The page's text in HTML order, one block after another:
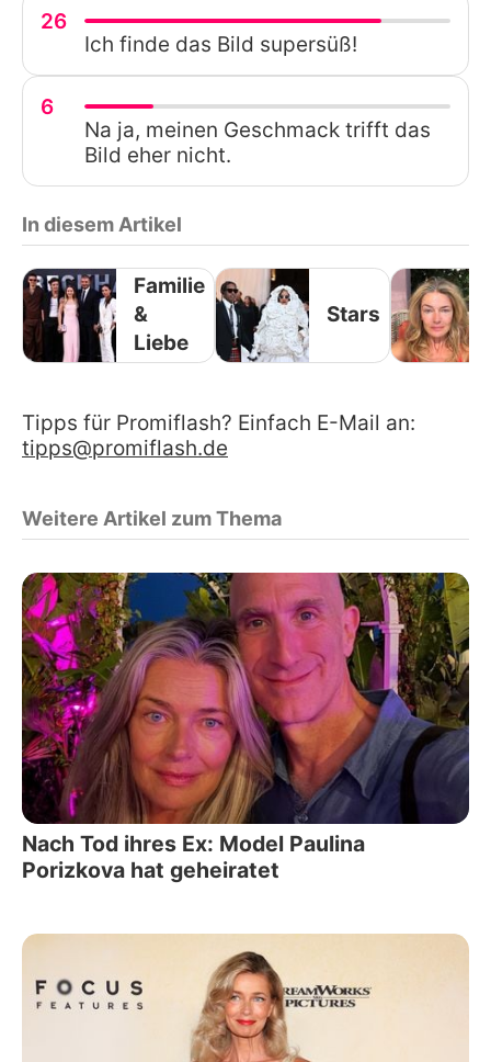
26
Ich finde das Bild supersüß!
6
Na ja, meinen Geschmack trifft das
Bild eher nicht.
In diesem Artikel
Familie
&
Liebe
Stars
Tipps für Promiflash? Einfach E-Mail an:
tipps@promiflash.de
Weitere Artikel zum Thema
Nach Tod ihres Ex: Model Paulina
Porizkova hat geheiratet